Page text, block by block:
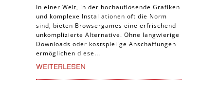
Piraten Spiele
Sport Spiele
Pferde Spiele
Simulation Spiele
Tier Spiele
Casual Spiele
In einer Welt, in der hochauflösende Grafiken
und komplexe Installationen oft die Norm
sind, bieten Browsergames eine erfrischend
unkomplizierte Alternative. Ohne langwierige
Downloads oder kostspielige Anschaffungen
ermöglichen diese...
WEITERLESEN